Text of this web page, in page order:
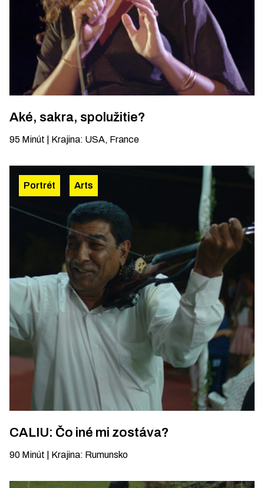
Aké, sakra, spolužitie?
95 Minút Krajina: USA, France
Portrét Arts
CALIU: Čo iné mi zostáva?
90 Minút Krajina: Rumunsko